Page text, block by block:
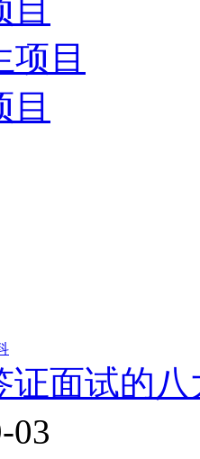
目
项目
目
证面试的
03